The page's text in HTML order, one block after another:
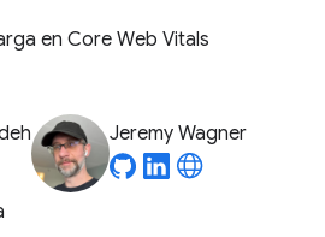
en Core Web Vitals
Jeremy Wagner